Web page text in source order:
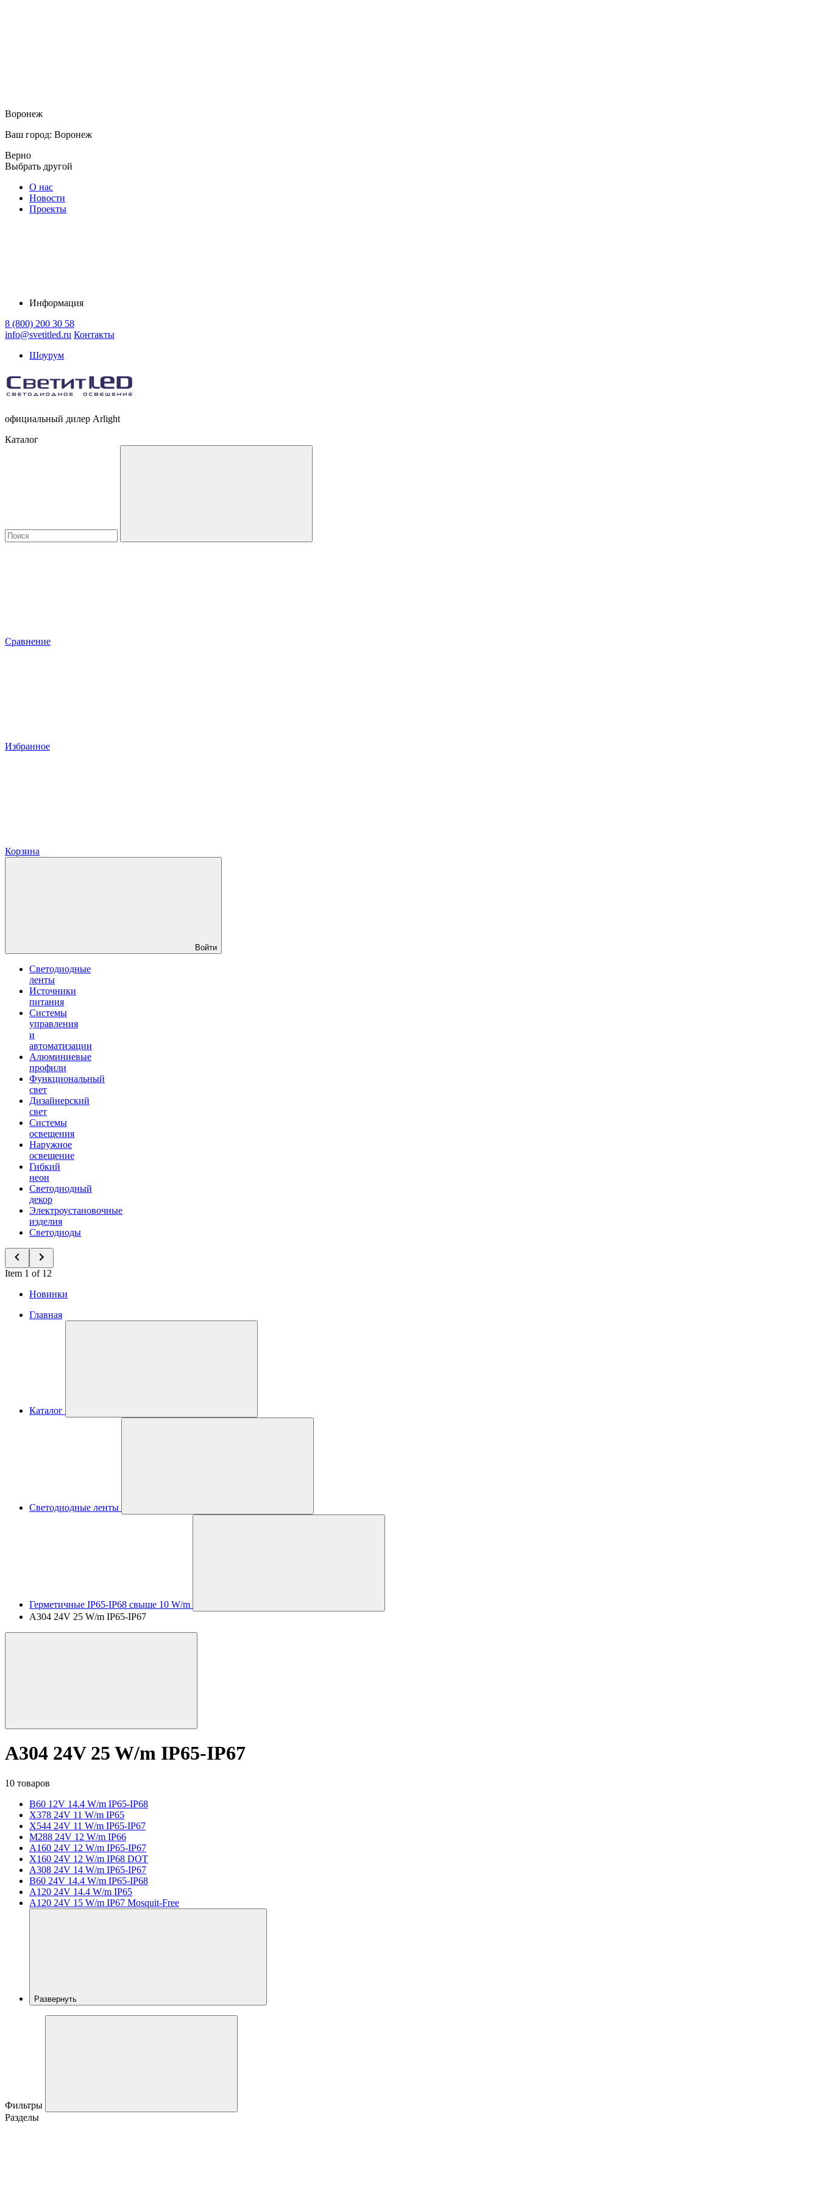
Воронеж
Ваш город: Воронеж
Верно
Выбрать другой
О нас
Новости
Проекты
Информация
8 (800) 200 30 58
info@svetitled.ru Контакты
Шоурум
официальный дилер Arlight
Каталог
Сравнение
Избранное
Корзина
Войти
Светодиодные
ленты
Источники
питания
Системы
управления
и
автоматизации
Алюминиевые
профили
Функциональный
свет
Дизайнерский
свет
Системы
освещения
Наружное
освещение
Гибкий
неон
Светодиодный
декор
Электроустановочные
изделия
Светодиоды
Item 1 of 12
Новинки
Главная
Каталог
Светодиодные ленты
Герметичные IP65-IP68 свыше 10 W/m
A304 24V 25 W/m IP65-IP67
A304 24V 25 W/m IP65-IP67
10 товаров
B60 12V 14.4 W/m IP65-IP68
X378 24V 11 W/m IP65
X544 24V 11 W/m IP65-IP67
M288 24V 12 W/m IP66
A160 24V 12 W/m IP65-IP67
X160 24V 12 W/m IP68 DOT
A308 24V 14 W/m IP65-IP67
B60 24V 14.4 W/m IP65-IP68
A120 24V 14.4 W/m IP65
A120 24V 15 W/m IP67 Mosquit-Free
Развернуть
Фильтры
Разделы